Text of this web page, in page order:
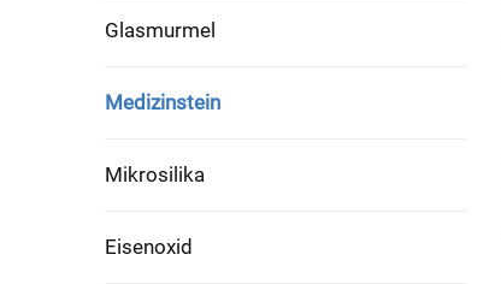
Glasmurmel
Medizinstein
Mikrosilika
Eisenoxid